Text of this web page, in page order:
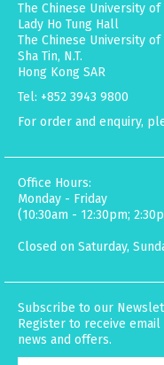
The Chinese University
Lady Ho Tung Hall
The Chinese University
Sha Tin, N.T.
Hong Kong SAR
Tel: +852 3943 9800
For order and enquiry,
Office Hours:
Monday - Friday
(10:30am - 12:30pm;
Closed on Saturday,
Subscribe to our
Register to receive
news and offers.